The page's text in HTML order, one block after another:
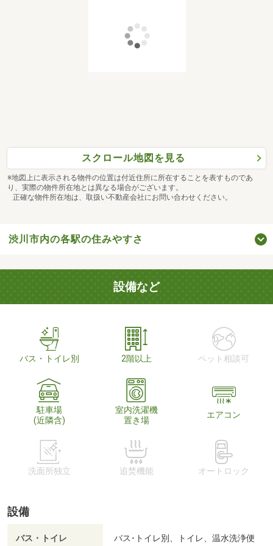
スクロール地図を見る
※地図上に表示される物件の位置は付近住所に所在することを表すものであ
り、実際の物件所在地とは異なる場合がございます。
正確な物件所在地は、取扱い不動産会社にお問い合わせください。
渋川市内の各駅の住みやすさ
設備など
バス・トイレ別 2階以上 ペット相談可
駐車場
(近隣含)
室内洗濯機
置き場
エアコン
洗面所独立 追焚機能 オートロック
設備
バス・トイレ
バス･トイレ別、トイレ、温水洗浄便